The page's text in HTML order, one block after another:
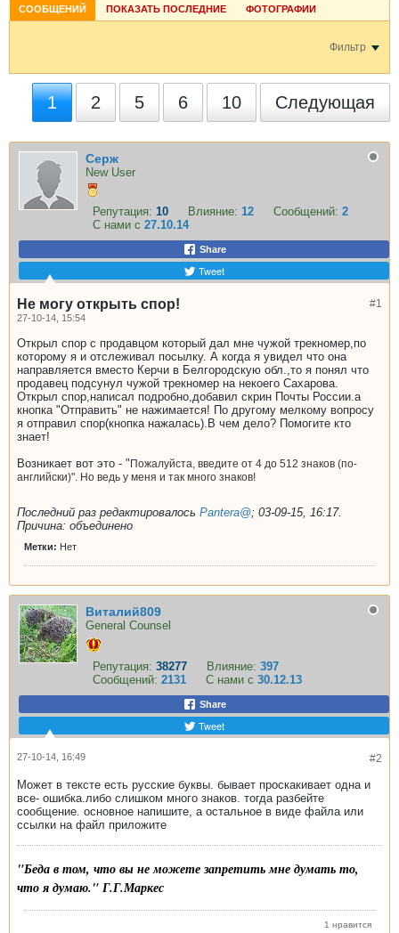
СООБЩЕНИЙ ПОКАЗАТЬ ПОСЛЕДНИЕ ФОТОГРАФИИ
Фильтр
1 2 5 6 10 Следующая
Серж
New User
Репутация: 10 Влияние: 12 Сообщений: 2
С нами с 27.10.14
Share
Tweet
#1
Не могу открыть спор!
27-10-14, 15:54
Открыл спор с продавцом который дал мне чужой трекномер,по
которому я и отслеживал посылку. А когда я увидел что она
направляется вместо Керчи в Белгородскую обл.,то я понял что
продавец подсунул чужой трекномер на некоего Сахарова.
Открыл спор,написал подробно,добавил скрин Почты России.а
кнопка "Отправить" не нажимается! По другому мелкому вопросу
я отправил спор(кнопка нажалась).В чем дело? Помогите кто
знает!
Возникает вот это - " Пожалуйста, введите от 4 до 512 знаков (по-
английски)". Но ведь у меня и так много знаков!
Последний раз редактировалось Pantera@; 03-09-15, 16:17.
Причина: объединено
Метки: Нет
Виталий809
General Counsel
Репутация: 38277 Влияние: 397
Сообщений: 2131 С нами с 30.12.13
Share
Tweet
#2
27-10-14, 16:49
Может в тексте есть русские буквы. бывает проскакивает одна и
все- ошибка.либо слишком много знаков. тогда разбейте
сообщение. основное напишите, а остальное в виде файла или
ссылки на файл приложите
"Беда в том, что вы не можете запретить мне думать то,
что я думаю." Г.Г.Маркес
1 нравится